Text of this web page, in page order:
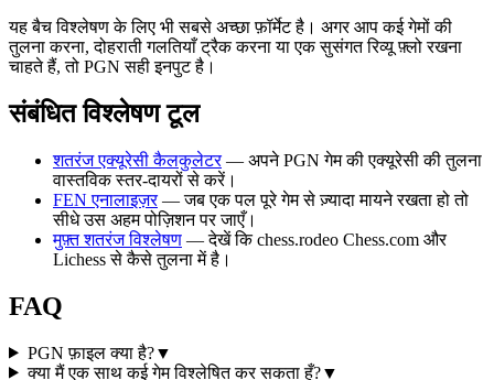
यह बैच विश्लेषण के लिए भी सबसे अच्छा फ़ॉर्मेट है। अगर आप कई गेमों की
तुलना करना, दोहराती गलतियाँ ट्रैक करना या एक सुसंगत रिव्यू फ़्लो रखना
चाहते हैं, तो PGN सही इनपुट है।
संबंधित विश्लेषण टूल
शतरंज एक्यूरेसी कैलकुलेटर— अपने PGN गेम की एक्यूरेसी की तुलना
वास्तविक स्तर-दायरों से करें।
FEN एनालाइज़र— जब एक पल पूरे गेम से ज़्यादा मायने रखता हो तो
सीधे उस अहम पोज़िशन पर जाएँ।
मुफ़्त शतरंज विश्लेषण — देखें कि chess.rodeo Chess.com और
Lichess से कैसे तुलना में है।
FAQ
PGN फ़ाइल क्या है?▼
क्या मैं एक साथ कई गेम विश्लेषित कर सकता हूँ?▼